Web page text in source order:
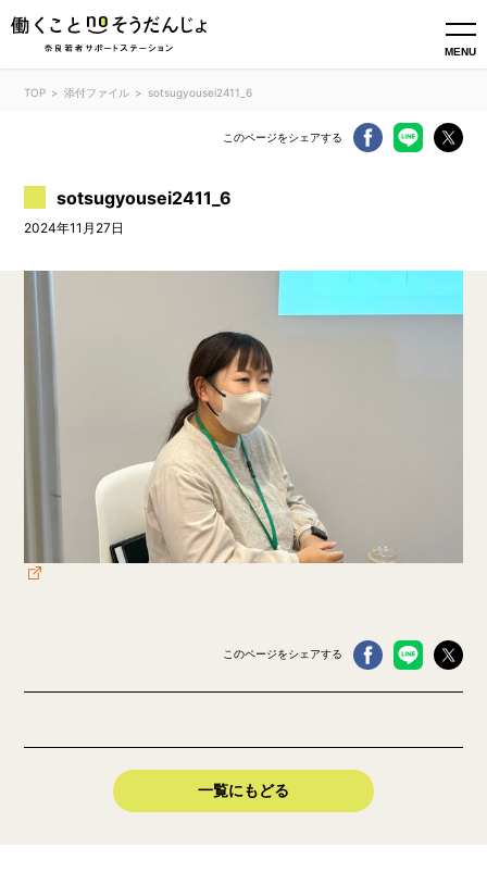
MENU
TOP 添付ファイル sotsugyousei2411_6
このページをシェアする
sotsugyousei2411_6
2024年11月27日
このページをシェアする
一覧にもどる